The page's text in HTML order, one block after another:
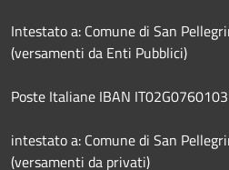
Intestato a: Comune di San
(versamenti da Enti Pubblici)
Poste Italiane IBAN
intestato a: Comune di San
(versamenti da privati)